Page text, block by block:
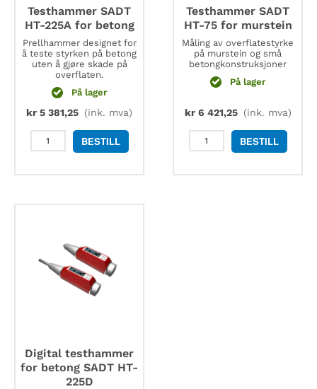
Testhammer SADT
HT-225A for betong
Prellhammer designet for
å teste styrken på betong
uten å gjøre skade på
overflaten.
På lager
kr 5 381,25 (ink. mva)
Testhammer
SADT
BESTILL
Testhammer SADT
HT-75 for murstein
Måling av overflatestyrke
på murstein og små
betongkonstruksjoner
På lager
kr6 421,25 (ink. mva)
Testhammer
SADT
BESTILL
Digital testhammer
for betong SADT HT-
225D